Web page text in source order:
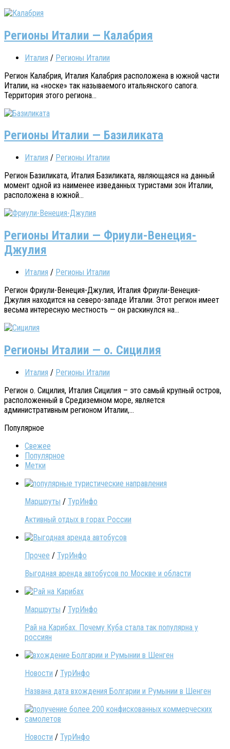
Регионы Италии — Калабрия
Италия / Регионы Италии
Регион Калабрия, Италия Калабрия расположена в южной части
Италии, на «носке» так называемого итальянского сапога.
Территория этого региона...
Регионы Италии — Базиликата
Италия / Регионы Италии
Регион Базиликата, Италия Базиликата, являющаяся на данный
момент одной из наименее изведанных туристами зон Италии,
расположена в южной...
Регионы Италии — Фриули-Венеция-
Джулия
Италия / Регионы Италии
Регион Фриули-Венеция-Джулия, Италия Фриули-Венеция-
Джулия находится на северо-западе Италии. Этот регион имеет
весьма интересную местность — он раскинулся на...
Регионы Италии — о. Сицилия
Италия / Регионы Италии
Регион о. Сицилия, Италия Сицилия – это самый крупный остров,
расположенный в Средиземном море, является
административным регионом Италии,...
Популярное
Свежее
Популярное
Метки
Маршруты / ТурИнфо
Активный отдых в горах России
Прочее / ТурИнфо
Выгодная аренда автобусов по Москве и области
Маршруты / ТурИнфо
Рай на Карибах. Почему Куба стала так популярна у
россиян
Новости / ТурИнфо
Названа дата вхождения Болгарии и Румынии в Шенген
Новости / ТурИнфо